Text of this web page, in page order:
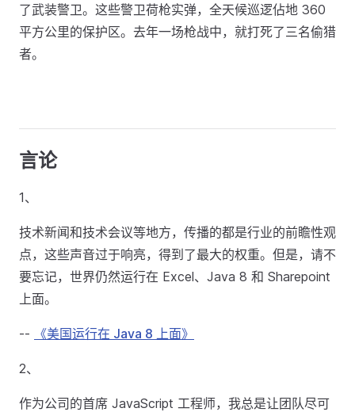
了武装警卫。这些警卫荷枪实弹，全天候巡逻佔地 360
平方公里的保护区。去年一场枪战中，就打死了三名偷猎
者。
言论
1、
技术新闻和技术会议等地方，传播的都是行业的前瞻性观
点，这些声音过于响亮，得到了最大的权重。但是，请不
要忘记，世界仍然运行在 Excel、Java 8 和 Sharepoint
上面。
-- 《美国运行在 Java 8 上面》
2、
作为公司的首席 JavaScript 工程师，我总是让团队尽可